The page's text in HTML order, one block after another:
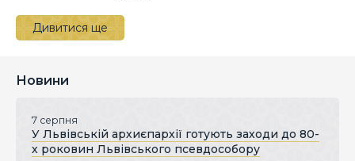
Дивитися ще
Новини
7 серпня
У Львівській архиєпархії готують заходи до 80-
х роковин Львівського псевдособору